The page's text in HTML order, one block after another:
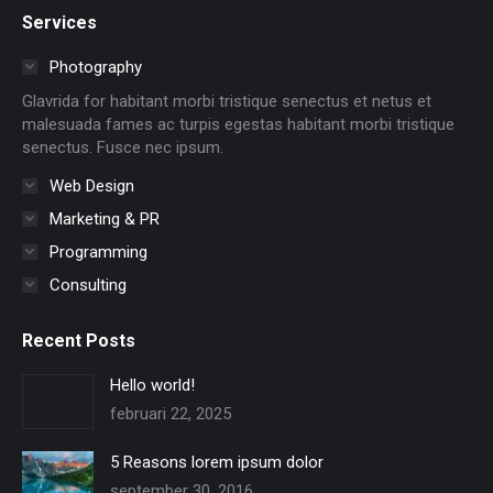
opens
window
opens
in
window
in
window
in
windowwindowwindow
Services
Photography
Glavrida for habitant morbi tristique senectus et netus et
malesuada fames ac turpis egestas habitant morbi tristique
senectus. Fusce nec ipsum.
Web Design
Marketing & PR
Programming
Consulting
Recent Posts
Hello world!
februari 22, 2025
5 Reasons lorem ipsum dolor